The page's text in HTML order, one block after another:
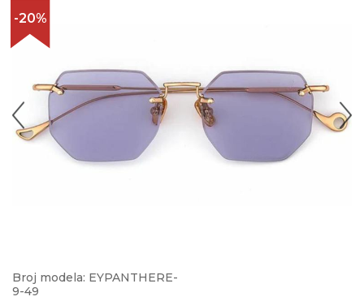
-20%
Broj modela: EYPANTHERE-
9-49